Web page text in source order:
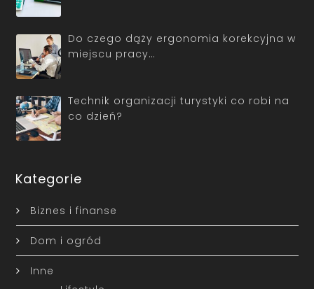
Do czego dąży ergonomia korekcyjna w
miejscu pracy…
Technik organizacji turystyki co robi na
co dzień?
Kategorie
Biznes i finanse
Dom i ogród
Inne